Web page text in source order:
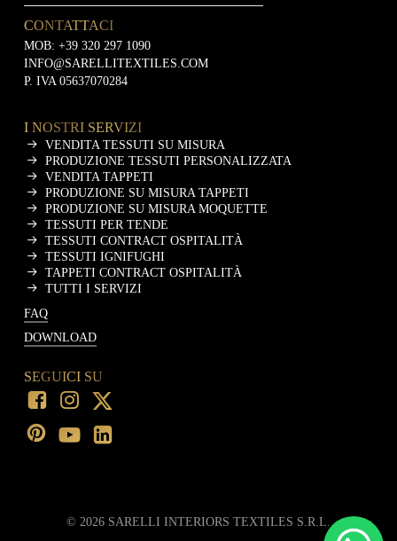
CONTATTACI
MOB: +39 320 297 1090
INFO@SARELLITEXTILES.COM
P. IVA 05637070284
I NOSTRI SERVIZI
VENDITA TESSUTI SU MISURA
PRODUZIONE TESSUTI PERSONALIZZATA
VENDITA TAPPETI
PRODUZIONE SU MISURA TAPPETI
PRODUZIONE SU MISURA MOQUETTE
TESSUTI PER TENDE
TESSUTI CONTRACT OSPITALITÀ
TESSUTI IGNIFUGHI
TAPPETI CONTRACT OSPITALITÀ
TUTTI I SERVIZI
FAQ
DOWNLOAD
SEGUICI SU
© 2026SARELLI INTERIORS TEXTILES S.R.L.